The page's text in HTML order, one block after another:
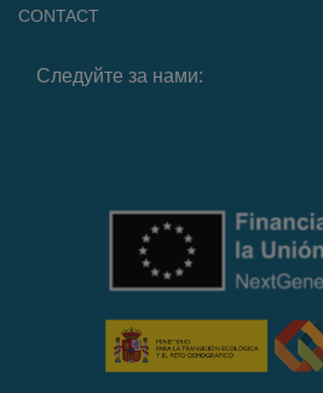
CONTACT
Следуйте за нами: